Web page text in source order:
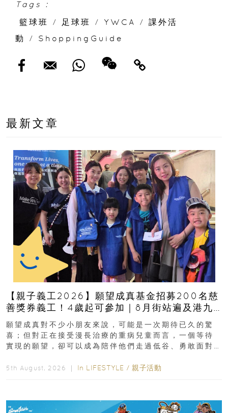
Tags :
籃球班
/ 足球班 / YWCA /
課外活
動
/ ShoppingGuide
最新文章
【親子義工2026】願望成真基金招募200名慈
善獎券義工！4歲起可參加｜8月街站遍及港九
新界
願望成真對不少小朋友來說，可能是一次期待已久的驚
喜；但對正在接受漫長治療的重病兒童而言，一個等待
實現的願望，卻可以成為陪伴他們走過低谷、勇敢面對
5th August, 2026 ｜ In LIFESTYLE / 親子活動